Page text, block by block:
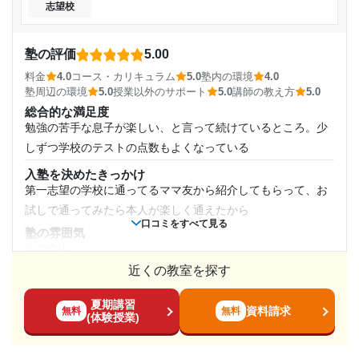
第一志望校： 合格
第二志望校：
第三志望校：
個別指導の明光義塾 グリーンガーデン武蔵藤沢教室の口コミをもっ
と見る
週1日
1日あたりの授業時間
1時間～2時間未満
月額料金
目的の達成度
達成
受験が目的だったので、希望の高校に入学できたので目
的は達成できたので良かったと思う
のため、理解が早い。定期テストや学力テストで出やすい問
塾内の環境
集中して学習できる環境がある。家庭で勉強するよりも、塾
でした方がはかどり、効率がいい。
塾周辺の環境
交通量が多く、通うには心配ではある。ただ駅からは近いた
め、通いやすいのが利点といえる。
授業以外のサポート
(相談・面談、家庭学習のサポート、授業以外のコミュニケーション等)
苦手分野を克服するために、重点的にその分野を学習し、家
庭での課題として出すため、理解力が高まる。
利用詳細
2017年以前〜2021年9月(3年以上)
入塾時の学年
口コミをすべて見る
志望校
塾の評価 5.00
料金 4.0コース・カリキュラム 5.0塾内の環境
4.0
塾周辺の環境
5.0授業以外のサポート 5.0講師の教え方 5.0
総合的な満足度
勉強の苦手な息子が楽しい、と言って続けているところ。少
しずつ学校のテストの点数もよくなっている
入塾を決めたきっかけ
第一志望の学校に通ってるママ友から紹介してもらって、お
試しで通ってみたら本人が楽しく通えたから
塾の雰囲気
決して安いわけではないが、学校のテスト結果に、効果が出
ているので、なんとか塾代を捻出している
コース・カリキュラム
近くの教室を探す
無料
夏期講習
(体験授業)
無料 資料請求